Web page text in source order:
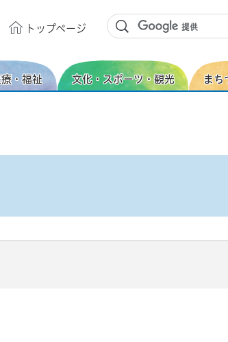
トップページ
・福祉 文化・スポーツ・観光 まち